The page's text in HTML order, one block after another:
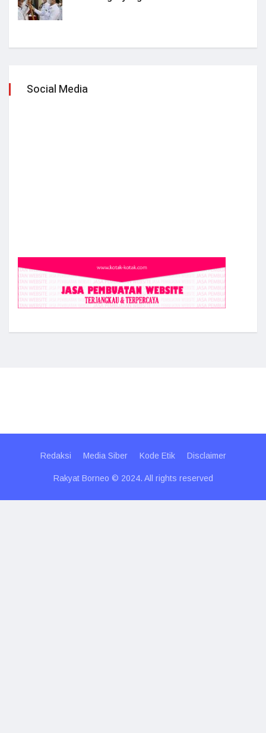
Social Media
Redaksi Media Siber Kode Etik Disclaimer
Rakyat Borneo © 2024. All rights reserved